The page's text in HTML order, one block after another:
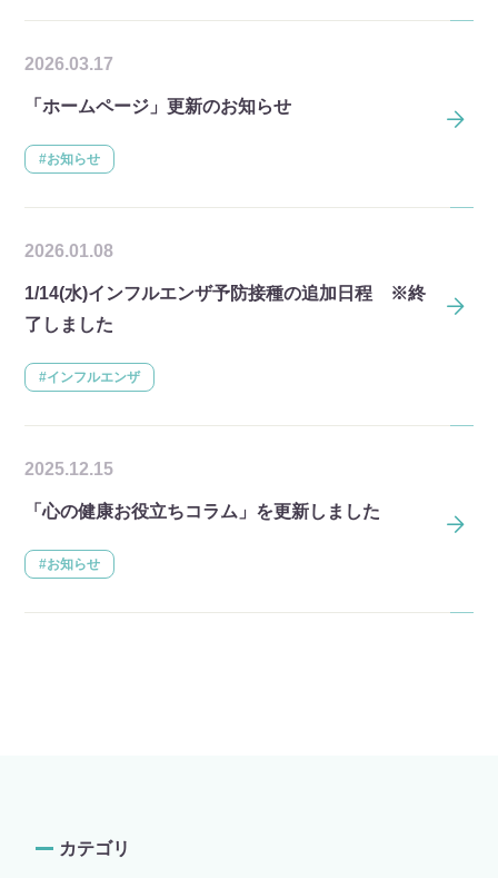
2026.03.17
「ホームページ」更新のお知らせ
#お知らせ
2026.01.08
1/14(水)インフルエンザ予防接種の追加日程 ※終
了しました
#インフルエンザ
2025.12.15
「心の健康お役立ちコラム」を更新しました
#お知らせ
カテゴリ